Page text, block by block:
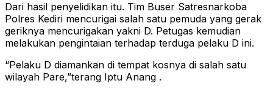
Dari hasil penyelidikan itu. Tim Buser Satresnarkoba
Polres Kediri mencurigai salah satu pemuda yang gerak
geriknya mencurigakan yakni D. Petugas kemudian
melakukan pengintaian terhadap terduga pelaku D ini.
“Pelaku D diamankan di tempat kosnya di salah satu
wilayah Pare,”terang Iptu Anang .